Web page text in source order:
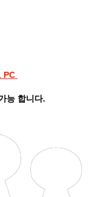
PC
능 합니다.